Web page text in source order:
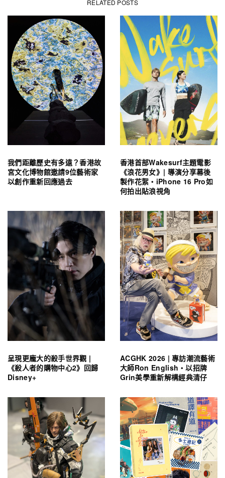
RELATED POSTS
我們距離歷史有多遠？香港故
宮文化博物館邀請9位藝術家
以創作重新回應過去
香港首部Wakesurf主題電影
《浪花男女》| 導演分享幕後
製作花絮・iPhone 16 Pro如
何拍出貼浪視角
呈現更龐大的殺手世界觀 |
《殺人者的購物中心2》回歸
Disney+
ACGHK 2026 | 專訪潮流藝術
大師Ron English・以招牌
Grin美學重新解構經典清仔